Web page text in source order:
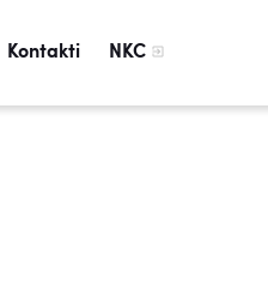
Kontakti NKC